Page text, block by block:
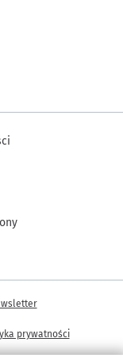
- wroclaw.pl
prywatności